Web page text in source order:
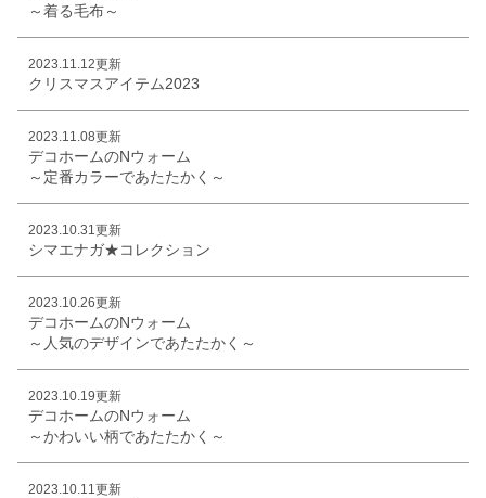
～着る毛布～
2023.11.12更新
クリスマスアイテム2023
2023.11.08更新
デコホームのNウォーム
～定番カラーであたたかく～
2023.10.31更新
シマエナガ★コレクション
2023.10.26更新
デコホームのNウォーム
～人気のデザインであたたかく～
2023.10.19更新
デコホームのNウォーム
～かわいい柄であたたかく～
2023.10.11更新